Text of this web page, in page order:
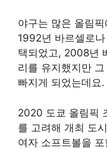
야구는 많은 올림
1992년 바르셀로
택되었고, 2008년
리를 유지했지만
빠지게 되었는데요.
2020 도쿄 올림픽
를 고려해 개최 도
여자 소프트볼을